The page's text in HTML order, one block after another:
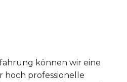
können wir eine
hoch professionelle